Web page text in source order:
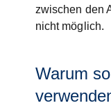
zwischen den
nicht möglich.
Warum